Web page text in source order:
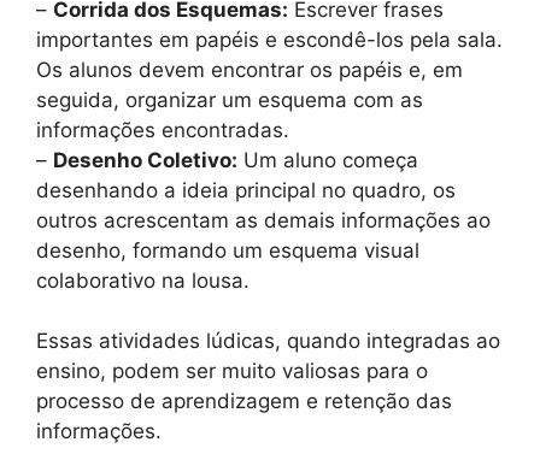
– Corrida dos Esquemas: Escrever frases
importantes em papéis e escondê-los pela sala.
Os alunos devem encontrar os papéis e, em
seguida, organizar um esquema com as
informações encontradas.
– Desenho Coletivo: Um aluno começa
desenhando a ideia principal no quadro, os
outros acrescentam as demais informações ao
desenho, formando um esquema visual
colaborativo na lousa.
Essas atividades lúdicas, quando integradas ao
ensino, podem ser muito valiosas para o
processo de aprendizagem e retenção das
informações.